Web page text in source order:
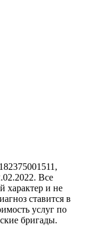
Все
характер и не
ставится в
услуг по
бригады.